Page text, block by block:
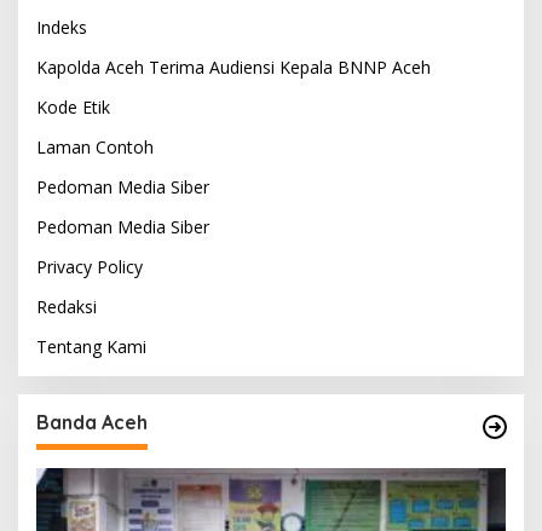
Indeks
Kapolda Aceh Terima Audiensi Kepala BNNP Aceh
Kode Etik
Laman Contoh
Pedoman Media Siber
Pedoman Media Siber
Privacy Policy
Redaksi
Tentang Kami
Banda Aceh